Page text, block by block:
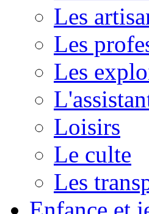
Les
Les
Les
Loisirs
Le culte
Les